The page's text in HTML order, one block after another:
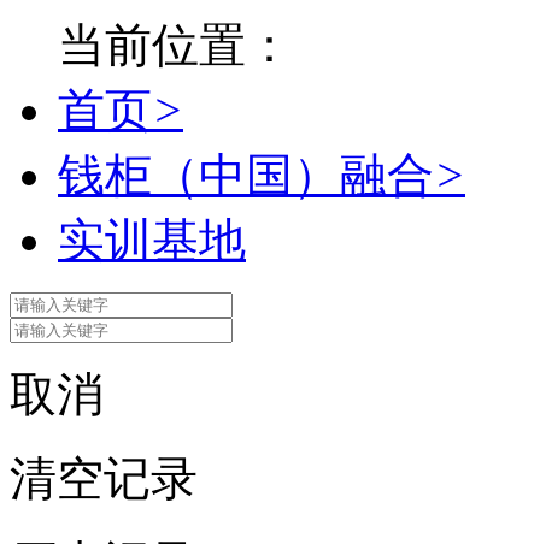
当前位置：
首页>
钱柜（中国）融合>
实训基地
取消
清空记录